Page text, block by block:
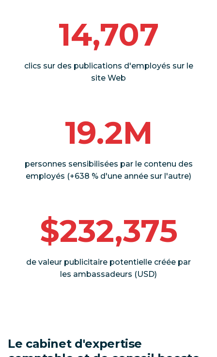
14,707
clics sur des publications d'employés sur le
site Web
19.2M
personnes sensibilisées par le contenu des
employés (+638 % d'une année sur l'autre)
$232,375
de valeur publicitaire potentielle créée par
les ambassadeurs (USD)
Le cabinet d'expertise